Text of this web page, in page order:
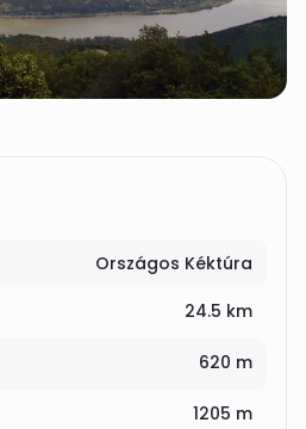
Országos Kéktúra
24.5 km
620 m
1205 m